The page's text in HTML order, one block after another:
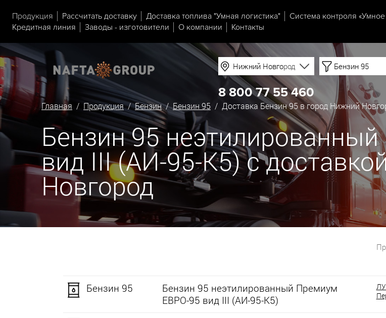
Продукция Рассчитать доставку Доставка топлива "Умная логистика" Система контроля
Кредитная линия
Заводы - изготовители О компании Контакты
Нижний Новгород Бензин 95
8 800 77 55 460
Главная / Продукция/Бензин/Бензин 95 / Доставка Бензин 95 в город Нижний
Бензин 95
вид III (АИ-95-К5) с
Новгород
Бензин 95
Бензин 95 неэтилированный Премиум
ЕВРО-95 вид III (АИ-95-К5)